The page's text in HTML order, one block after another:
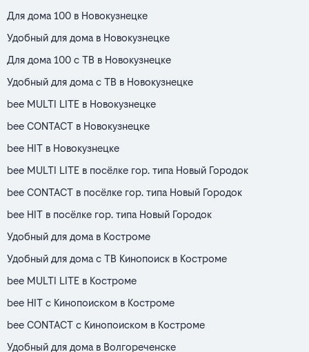
Для дома 100 в Новокузнецке
Удобный для дома в Новокузнецке
Для дома 100 с ТВ в Новокузнецке
Удобный для дома с ТВ в Новокузнецке
bee MULTI LITE в Новокузнецке
bee CONTACT в Новокузнецке
bee HIT в Новокузнецке
bee MULTI LITE в посёлке гор. типа Новый Городок
bee CONTACT в посёлке гор. типа Новый Городок
bee HIT в посёлке гор. типа Новый Городок
Удобный для дома в Костроме
Удобный для дома с ТВ Кинопоиск в Костроме
bee MULTI LITE в Костроме
bee HIT с Кинопоиском в Костроме
bee CONTACT с Кинопоиском в Костроме
Удобный для дома в Волгореченске